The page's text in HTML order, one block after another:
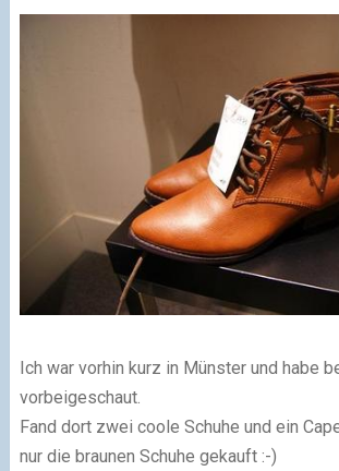
Ich war vorhin kurz in Münster und habe
vorbeigeschaut.
Fand dort zwei coole Schuhe und ein
nur die braunen Schuhe gekauft :-)